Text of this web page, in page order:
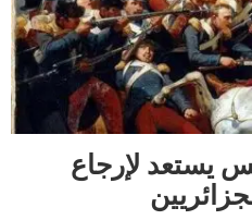
يستعد لإرجاع